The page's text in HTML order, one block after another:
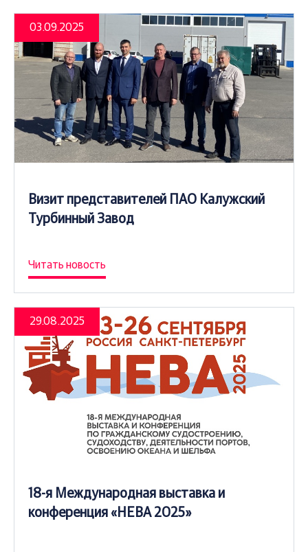
03.09.2025
Визит представителей ПАО Калужский
Турбинный Завод
Читать новость
29.08.2025
18-я Международная выставка и
конференция «НЕВА 2025»